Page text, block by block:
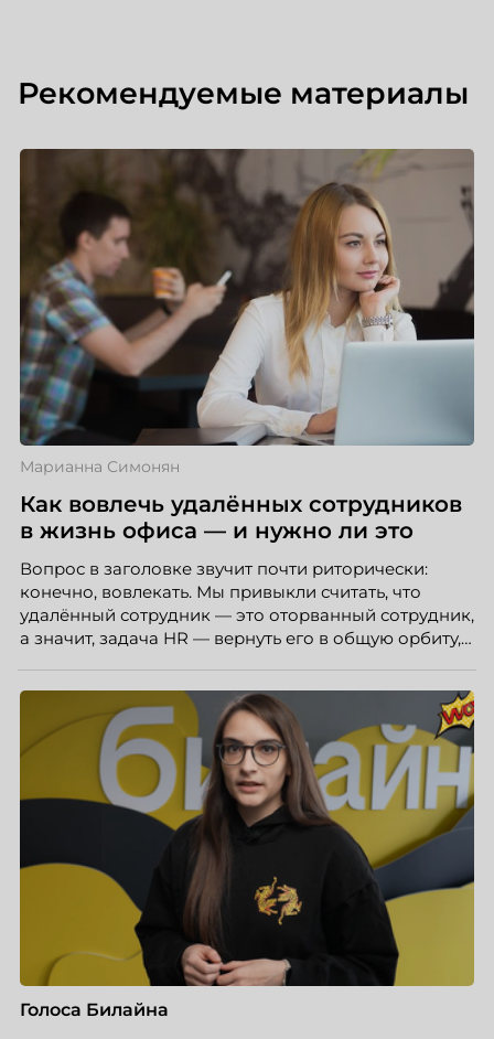
Рекомендуемые материалы
Марианна Симонян
Как вовлечь удалённых сотрудников
в жизнь офиса — и нужно ли это
Вопрос в заголовке звучит почти риторически:
конечно, вовлекать. Мы привыкли считать, что
удалённый сотрудник — это оторванный сотрудник,
а значит, задача HR — вернуть его в общую орбиту,
вовлечения, стоит остановиться на неудобном
факте: данные говорят ровно обратное тому, что
подсказывает интуиция. Автор свежего выпуска
Марианна Симонян — HR Tech лидер, эксперт по
People Analytics, приглашённый лектор НИУ ВШЭ и
МИФИ, автор книги «Дао женской карьеры».
Голоса Билайна